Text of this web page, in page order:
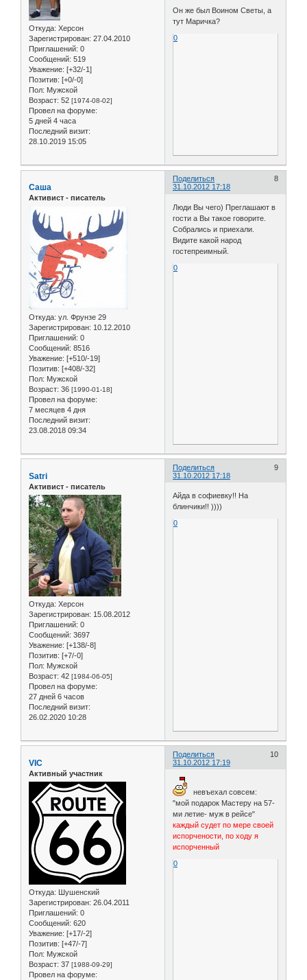
Откуда: Херсон
Зарегистрирован: 27.04.2010
Приглашений: 0
Сообщений: 519
Уважение: [+32/-1]
Позитив: [+0/-0]
Пол: Мужской
Возраст: 52 [1974-08-02]
Провел на форуме:
5 дней 4 часа
Последний визит:
28.10.2019 15:05
Он же был Воином Светы, а
тут Маричка?
0
Поделиться
8
31.10.2012 17:18
Саша
Активист - писатель
Откуда: ул. Фрунзе 29
Зарегистрирован: 10.12.2010
Приглашений: 0
Сообщений: 8516
Уважение: [+510/-19]
Позитив: [+408/-32]
Пол: Мужской
Возраст: 36 [1990-01-18]
Провел на форуме:
7 месяцев 4 дня
Последний визит:
23.08.2018 09:34
Люди Вы чего) Преглашают в
гости а Вы такое говорите.
Собрались и приехали.
Видите какой народ
гостепреимный.
0
Поделиться
9
31.10.2012 17:18
Satri
Активист - писатель
Откуда: Херсон
Зарегистрирован: 15.08.2012
Приглашений: 0
Сообщений: 3697
Уважение: [+138/-8]
Позитив: [+7/-0]
Пол: Мужской
Возраст: 42 [1984-06-05]
Провел на форуме:
27 дней 6 часов
Последний визит:
26.02.2020 10:28
Айда в софиевку!! На
блинчики!! ))))
0
Поделиться
10
31.10.2012 17:19
VIC
Активный участник
Откуда: Шушенский
Зарегистрирован: 26.04.2011
Приглашений: 0
Сообщений: 620
Уважение: [+17/-2]
Позитив: [+47/-7]
Пол: Мужской
Возраст: 37 [1988-09-29]
Провел на форуме:
невъехал совсем:
"мой подарок Мастеру на 57-
ми летие- муж в рейсе"
каждый судет по мере своей
испорчености, по ходу я
испорченный
0